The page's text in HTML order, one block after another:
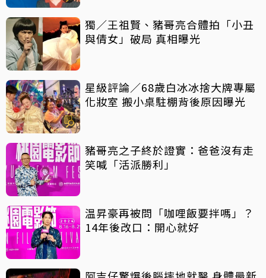
獨／王祖賢、豬哥亮合體拍「小丑
與倩女」破局 真相曝光
星級評論／68歲白冰冰捨大牌專屬
化妝室 搬小桌駐棚背後原因曝光
豬哥亮之子終於證實：爸爸沒有走
笑喊「活派勝利」
温昇豪再被問「咖哩飯要拌嗎」？
14年後改口：開心就好